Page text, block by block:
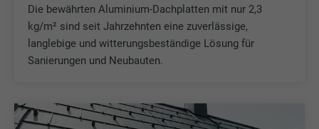
Die bewährten Aluminium-Dachplatten mit nur 2,3
kg/m² sind seit Jahrzehnten eine zuverlässige,
langlebige und witterungsbeständige Lösung für
Sanierungen und Neubauten.